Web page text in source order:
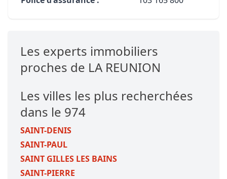
Les experts immobiliers
proches de LA REUNION
Les villes les plus recherchées
dans le 974
SAINT-DENIS
SAINT-PAUL
SAINT GILLES LES BAINS
SAINT-PIERRE